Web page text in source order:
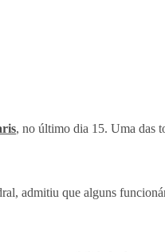
, no último dia 15. Uma das
admitiu que alguns